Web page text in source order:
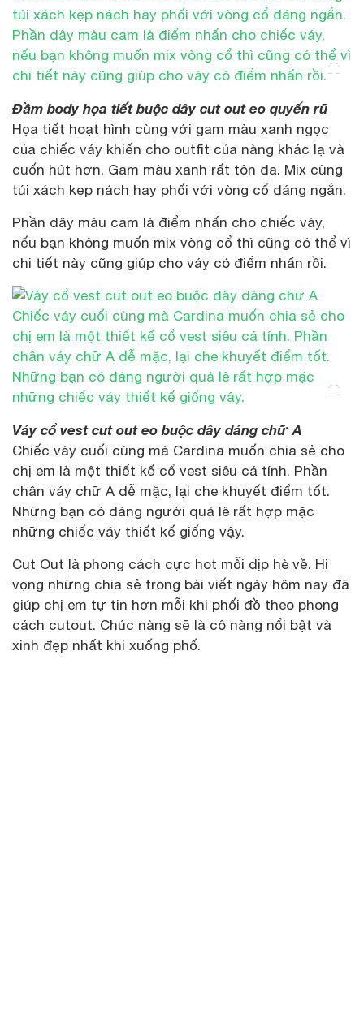
Đầm body họa tiết buộc dây cut out eo quyến rũ
Họa tiết hoạt hình cùng với gam màu xanh ngọc
của chiếc váy khiến cho outfit của nàng khác lạ và
cuốn hút hơn. Gam màu xanh rất tôn da. Mix cùng
túi xách kẹp nách hay phối với vòng cổ dáng ngắn.
Phần dây màu cam là điểm nhấn cho chiếc váy,
nếu bạn không muốn mix vòng cổ thì cũng có thể vì
chi tiết này cũng giúp cho váy có điểm nhấn rồi.
Váy cổ vest cut out eo buộc dây dáng chữ A
Chiếc váy cuối cùng mà Cardina muốn chia sẻ cho
chị em là một thiết kế cổ vest siêu cá tính. Phần
chân váy chữ A dễ mặc, lại che khuyết điểm tốt.
Những bạn có dáng người quả lê rất hợp mặc
những chiếc váy thiết kế giống vậy.
Cut Out là phong cách cực hot mỗi dịp hè về. Hi
vọng những chia sẻ trong bài viết ngày hôm nay đã
giúp chị em tự tin hơn mỗi khi phối đồ theo phong
cách cutout. Chúc nàng sẽ là cô nàng nổi bật và
xinh đẹp nhất khi xuống phố.